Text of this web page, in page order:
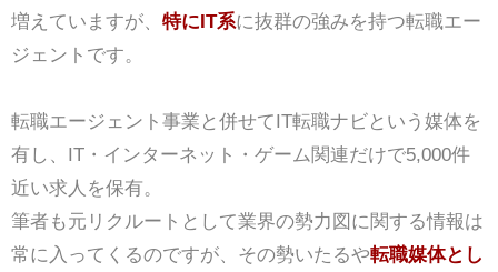
増えていますが、 特にIT系に抜群の強みを持つ転職エー
ジェントです。
転職エージェント事業と併せてIT転職ナビという媒体を
有し、IT・インターネット・ゲーム関連だけで5,000件
近い求人を保有。
筆者も元リクルートとして業界の勢力図に関する情報は
常に入ってくるのですが、その勢いたるや転職媒体とし